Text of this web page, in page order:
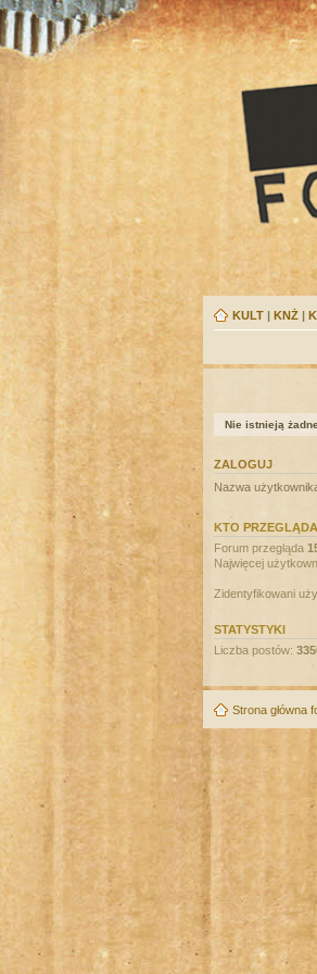
KULT | KNŻ |
Nie istnieją
ZALOGUJ
Nazwa
KTO
Forum przegląda
Najwięcej
Zidentyfikowani
STATYSTYKI
Liczba postów:
Strona główna